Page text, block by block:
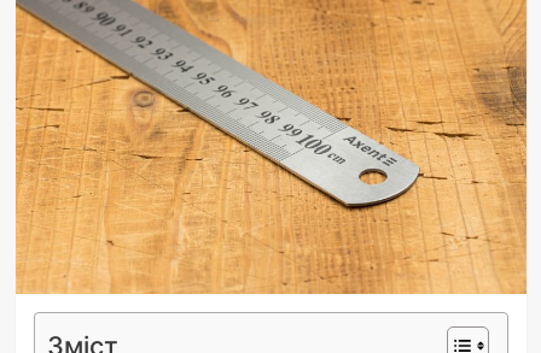
Зміст